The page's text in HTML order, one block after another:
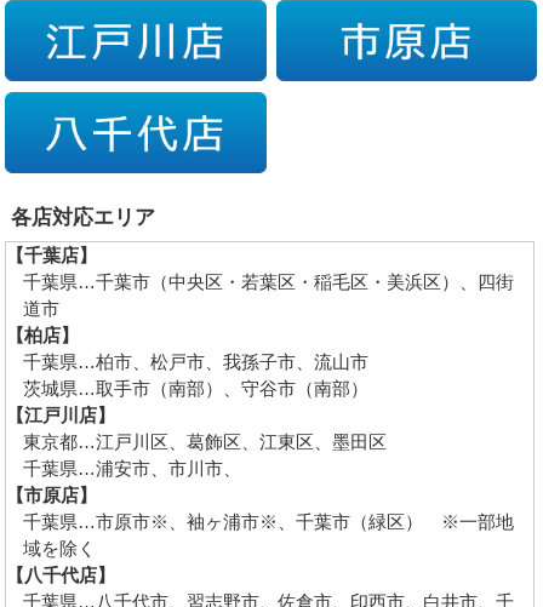
各店対応エリア
【千葉店】
千葉県…千葉市（中央区・若葉区・稲毛区・美浜区）、四街
道市
【柏店】
千葉県…柏市、松戸市、我孫子市、流山市
茨城県…取手市（南部）、守谷市（南部）
【江戸川店】
東京都…江戸川区、葛飾区、江東区、墨田区
千葉県…浦安市、市川市、
【市原店】
千葉県…市原市※、袖ヶ浦市※、千葉市（緑区） ※一部地
域を除く
【八千代店】
千葉県…八千代市、習志野市、佐倉市、印西市、白井市、千